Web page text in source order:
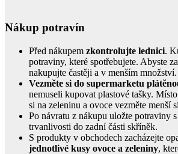
Nákup potravín
Před nákupem zkontrolujte lednici.
potraviny, které spotřebujete. Abyste
nakupujte častěji a v menším množství.
Vezměte si do supermarketu
nemuseli kupovat plastové tašky.
si na zeleninu a ovoce vezměte menší
Po návratu z nákupu uložte potraviny
trvanlivosti do zadní části skříněk.
S produkty v obchodech zacházejte
jednotlivé kusy ovoce a zeleniny,